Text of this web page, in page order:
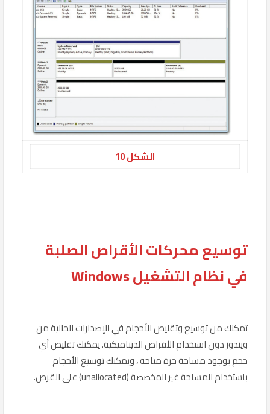
الشكل 10
توسيع محركات الأقراص الصلبة
في نظام التشغيل Windows
تمكنك من توسيع وتقليص الأحجام في الإصدارات الحالية من
ويندوز دون استخدام الأقراص الديناميكية. يمكنك تقليص أي
حجم بوجود مساحة حرة متاحة ، ويمكنك توسيع الأحجام
باستخدام المساحة غير المخصصة (unallocated) على القرص.